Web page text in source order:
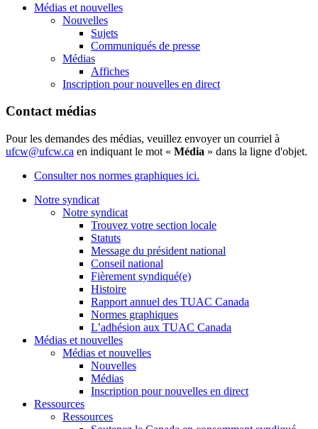
Médias et nouvelles
Nouvelles
Sujets
Communiqués de presse
Médias
Affiches
Inscription pour nouvelles en direct
Contact médias
Pour les demandes des médias, veuillez envoyer un courriel à
ufcw@ufcw.ca en indiquant le mot « Média » dans la ligne d'objet.
Consulter nos normes graphiques ici.
Notre syndicat
Notre syndicat
Trouvez votre section locale
Statuts
Message du président national
Conseil national
Fièrement syndiqué(e)
Histoire
Rapport annuel des TUAC Canada
Normes graphiques
L’adhésion aux TUAC Canada
Médias et nouvelles
Médias et nouvelles
Nouvelles
Médias
Inscription pour nouvelles en direct
Ressources
Ressources